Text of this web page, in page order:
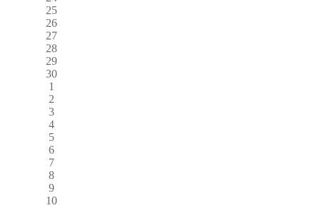
25
26
27
28
29
30
1
2
3
4
5
6
7
8
9
10